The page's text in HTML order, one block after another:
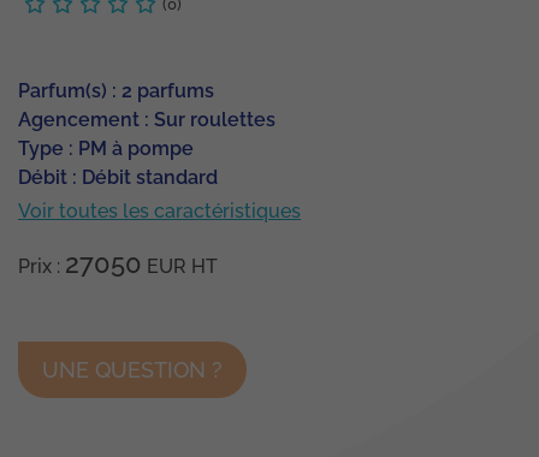
(0)
Parfum(s) : 2 parfums
Agencement : Sur roulettes
Type : PM à pompe
Débit : Débit standard
Voir toutes les caractéristiques
Prix : 27050 EUR HT
UNE QUESTION ?